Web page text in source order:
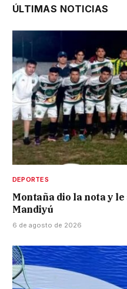
ÚLTIMAS NOTICIAS
DEPORTES
Montaña dio la nota y
Mandiyú
6 de agosto de 2026